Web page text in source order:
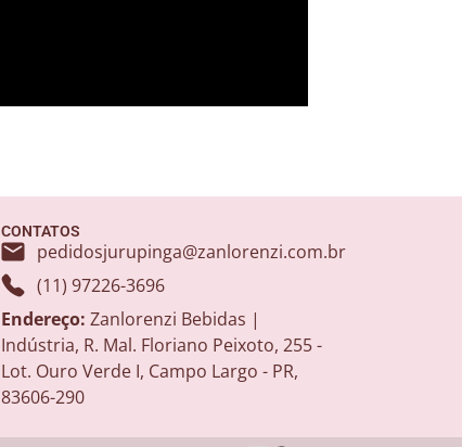
CONTATOS
pedidosjurupinga@zanlorenzi.com.br
(11) 97226-3696
Endereço: Zanlorenzi Bebidas |
Indústria, R. Mal. Floriano Peixoto, 255 -
Lot. Ouro Verde I, Campo Largo - PR,
83606-290